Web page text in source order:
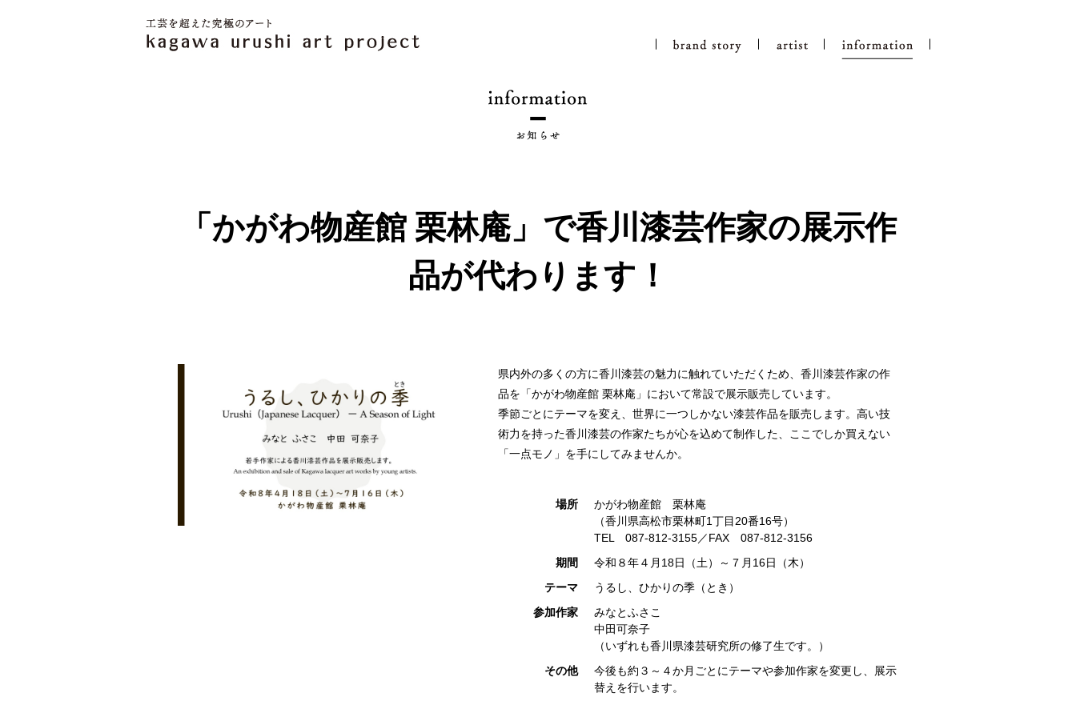
「かがわ物産館 栗林庵」で香川漆芸作家の展示作
品が代わります！
県内外の多くの方に香川漆芸の魅力に触れていただくため、香川漆芸作家の作
品を「かがわ物産館 栗林庵」において常設で展示販売しています。
季節ごとにテーマを変え、世界に一つしかない漆芸作品を販売します。高い技
術力を持った香川漆芸の作家たちが心を込めて制作した、ここでしか買えない
「一点モノ」を手にしてみませんか。
場所
かがわ物産館 栗林庵
（香川県高松市栗林町1丁目20番16号）
TEL 087-812-3155／FAX 087-812-3156
期間
令和８年４月18日（土）～７月16日（木）
テーマ
うるし、ひかりの季（とき）
参加作家
みなとふさこ
中田可奈子
（いずれも香川県漆芸研究所の修了生です。）
その他
今後も約３～４か月ごとにテーマや参加作家を変更し、展示
替えを行います。